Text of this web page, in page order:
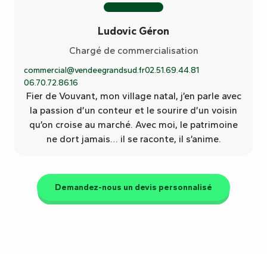
Ludovic Géron
Chargé de commercialisation
commercial@vendeegrandsud.fr02.51.69.44.81
06.70.72.86.16
Fier de Vouvant, mon village natal, j’en parle avec
la passion d’un conteur et le sourire d’un voisin
qu’on croise au marché. Avec moi, le patrimoine
ne dort jamais… il se raconte, il s’anime.
Demandez-nous un devis personnalisé